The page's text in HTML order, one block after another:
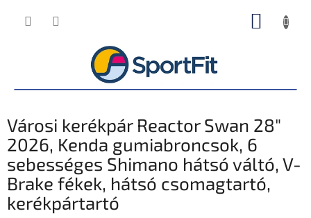
KOSÁR
Városi kerékpár Reactor Swan 28"
2026, Kenda gumiabroncsok, 6
sebességes Shimano hátsó váltó, V-
Brake fékek, hátsó csomagtartó,
kerékpártartó